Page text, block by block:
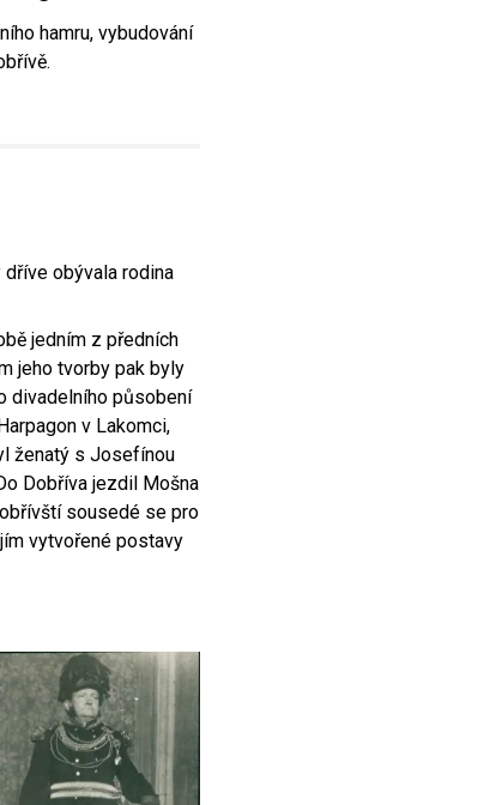
hamru, vybudování
obývala rodina
jedním z předních
jeho tvorby pak byly
divadelního působení
v Lakomci,
ženatý s Josefínou
Dobříva jezdil Mošna
sousedé se pro
vytvořené postavy